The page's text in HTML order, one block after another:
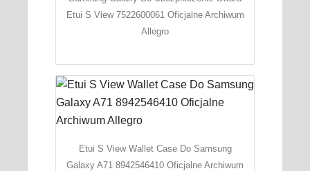
Etui S View 7522600061 Oficjalne Archiwum
Allegro
Etui S View Wallet Case Do Samsung
Galaxy A71 8942546410 Oficjalne Archiwum